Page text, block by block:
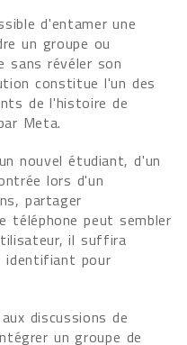
d'entamer une
un groupe ou
sans révéler son
constitue l'un des
de l'histoire de
Meta.
nouvel étudiant, d'un
lors d'un
partager
téléphone peut sembler
il suffira
identifiant pour
discussions de
un groupe de